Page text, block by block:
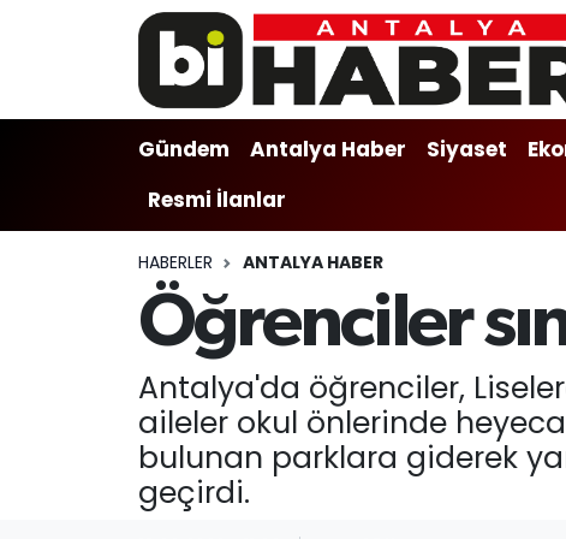
Gündem Antalya Haber Siyaset
Resmi İlanlar
HABERLER ANTALYA HABER
Öğrenciler
Antalya'da öğrenciler,
aileler okul önlerinde
bulunan parklara giderek
geçirdi.
Gündem
Antalya Haber
Siyaset
Ekonomi
Kültür-sanat
Gündem
Antalya Haber
Siyaset
Ekonomi
Kültür-sanat
Muratpaşa Nöbetçi Eczaneler
Muratpaşa Hava Durumu
Muratpaşa Trafik Yoğunluk Haritası
Süper Lig Puan Durumu ve Fikstür
Tüm Manşetler
Son Dakika Haberleri
Haber Arşivi